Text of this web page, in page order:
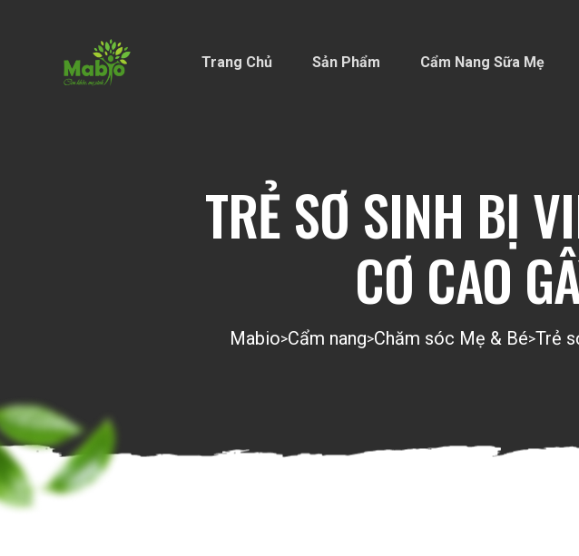
Trang Chủ Sản Phẩm Cẩm Nang Sữa Mẹ
TRẺ SƠ SINH BỊ
CƠ CAO
Mabio>Cẩm nang>Chăm sóc Mẹ & Bé>Trẻ